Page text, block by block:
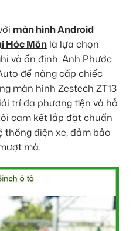
màn hình Android
Hóc Môn là lựa chọn
và ổn định. Anh Phước
để nâng cấp chiếc
màn hình Zestech ZT13
trí đa phương tiện và hỗ
cam kết lắp đặt chuẩn
thống điện xe, đảm bảo
mà.